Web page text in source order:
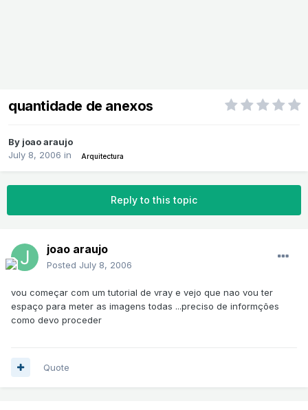
quantidade de anexos
By joao araujo
July 8, 2006 in Arquitectura
Reply to this topic
joao araujo
Posted July 8, 2006
vou começar com um tutorial de vray e vejo que nao vou ter
espaço para meter as imagens todas ...preciso de informções
como devo proceder
Quote